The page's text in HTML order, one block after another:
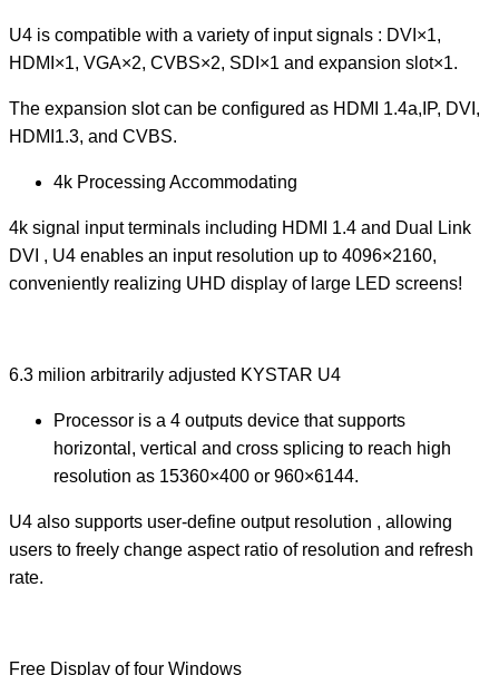
U4 is compatible with a variety of input signals : DVI×1,
HDMI×1, VGA×2, CVBS×2, SDI×1 and expansion slot×1.
The expansion slot can be configured as HDMI 1.4a,IP, DVI,
HDMI1.3, and CVBS.
4k Processing Accommodating
4k signal input terminals including HDMI 1.4 and Dual Link
DVI , U4 enables an input resolution up to 4096×2160,
conveniently realizing UHD display of large LED screens!
6.3 milion arbitrarily adjusted KYSTAR U4
Processor is a 4 outputs device that supports
horizontal, vertical and cross splicing to reach high
resolution as 15360×400 or 960×6144.
U4 also supports user-define output resolution , allowing
users to freely change aspect ratio of resolution and refresh
rate.
Free Display of four Windows